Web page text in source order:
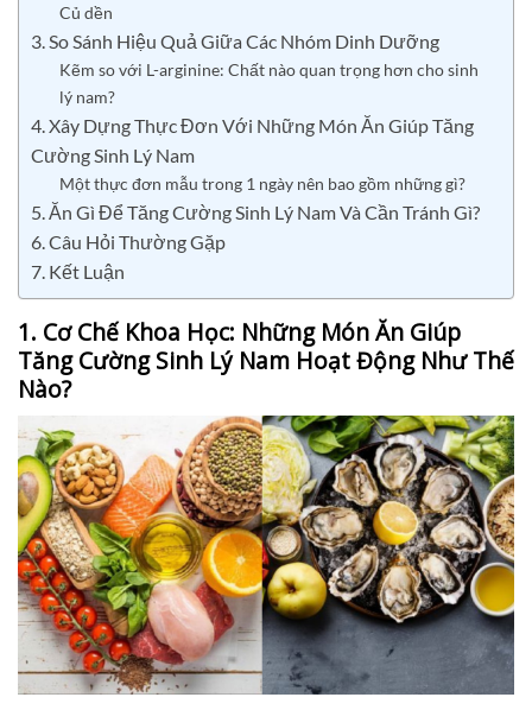
Củ dền
3. So Sánh Hiệu Quả Giữa Các Nhóm Dinh Dưỡng
Kẽm so với L-arginine: Chất nào quan trọng hơn cho sinh
lý nam?
4. Xây Dựng Thực Đơn Với Những Món Ăn Giúp Tăng
Cường Sinh Lý Nam
Một thực đơn mẫu trong 1 ngày nên bao gồm những gì?
5. Ăn Gì Để Tăng Cường Sinh Lý Nam Và Cần Tránh Gì?
6. Câu Hỏi Thường Gặp
7. Kết Luận
1. Cơ Chế Khoa Học: Những Món Ăn Giúp
Tăng Cường Sinh Lý Nam Hoạt Động Như Thế
Nào?